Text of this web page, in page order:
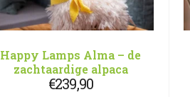
Happy Lamps Alma – de
zachtaardige alpaca
€239,90